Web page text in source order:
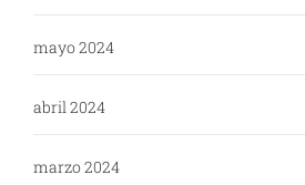
mayo 2024
abril 2024
marzo 2024